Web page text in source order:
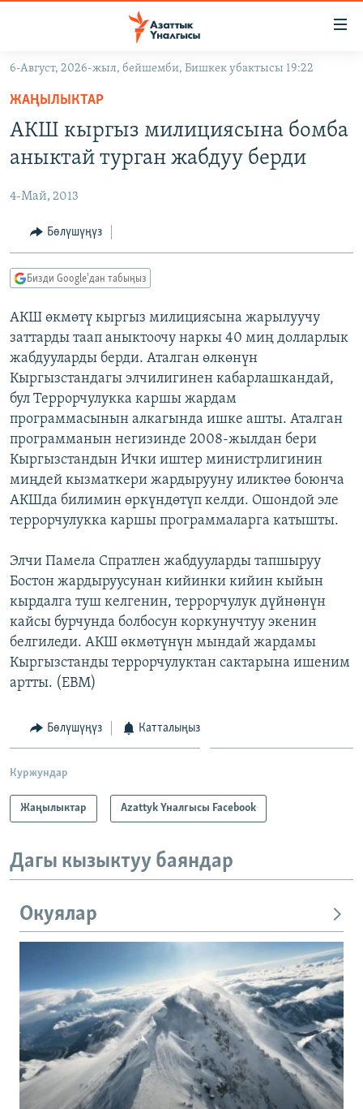
Навигацияга
өтүңүз
Издөөгө
салыңыз
ЭКОНОМИКА
МАДАНИЯТ
БОРБОР АЗИЯ
АТАЙЫН ИЛИКТӨӨ
ТВ ПРОГРАММАЛАР
ЭКСПЕРТТЕР ТАЛДАЙТ
БИЗ ЖАНА ДҮЙНӨ
ДАНИСТЕ
ЭЖЕ-СИҢДИЛЕР
АЗАТТЫК+
ЫҢГАЙСЫЗ СУРООЛОР
ӨЗГӨЧӨ ПИКИР
Русский
ОНЛАЙН ШЕРИНЕ
ЭЕ/АРнун бардык сайттары
6-Август, 2026-жыл, бейшемби, Бишкек убактысы 19:22
ЖАҢЫЛЫКТАР
АКШ кыргыз милициясына бомба
аныктай турган жабдуу берди
4-Май, 2013
Бөлүшүңүз
Бизди Google'дан табыңыз
АКШ өкмөтү кыргыз милициясына жарылуучу
заттарды таап аныктоочу наркы 40 миң долларлык
жабдууларды берди. Аталган өлкөнүн
Кыргызстандагы элчилигинен кабарлашкандай,
бул Террорчулукка каршы жардам
программасынын алкагында ишке ашты. Аталган
программанын негизинде 2008-жылдан бери
Кыргызстандын Ички иштер министрлигинин
миңдей кызматкери жардырууну иликтөө боюнча
АКШда билимин өркүндөтүп келди. Ошондой эле
террорчулукка каршы программаларга катышты.
Элчи Памела Спратлен жабдууларды тапшыруу
Бостон жардыруусунан кийинки кийин кыйын
кырдалга туш келгенин, террорчулук дүйнөнүн
кайсы бурчунда болбосун коркунучтуу экенин
белгиледи. АКШ өкмөтүнүн мындай жардамы
Кыргызстанды террорчулуктан сактарына ишеним
артты. (EBM)
Бөлүшүңүз Катталыңыз
Куржундар
Жаңылыктар Azattyk Үналгысы Facebook
Дагы кызыктуу баяндар
Окуялар